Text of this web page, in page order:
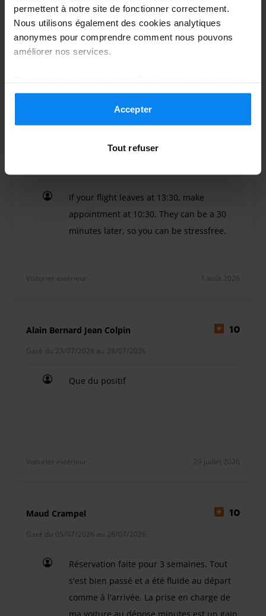
permettent à notre site de fonctionner correctement.
Nous utilisons également des cookies analytiques
anonymes pour comprendre comment nous pouvons
améliorer nos services.
conformément aux règles en vigueur dans votre pays,
mais vous pouvez modifier vos paramètres à tout
moment. Pour plus de détails, consultez notrePolitique
Accepter
Tout refuser
Super bien passée
Super bien passée
Voiturier extérieur 2 août 2026
If your flight leaves at 13:30, make
appointment at 10:30. They can be a 30
minutes later, so you can be stressfree.
Voiturier extérieur 1 août 2026
Alain Bernard Jean Colpin 10
Garé du 23/07/2026 au 28/07/2026
Que du positif
Voiturier extérieur 29 juillet 2026
Maud Crampel 10
Garé du 05/07/2026 au 28/07/2026
Réservation faite pour 3 semaines. Tout
s'est bien passé et a été fluide au départ
comme à l'arrivée. La prise en charge de